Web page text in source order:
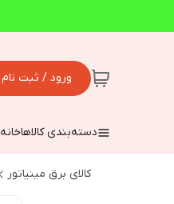
ورود / ثبت نام
دسته‌بندی کالاهاخانه
کالای برق مینیاتور